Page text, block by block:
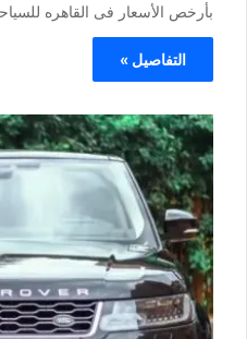
بأرخص الأسعار فى القاهره
التفاصيل »